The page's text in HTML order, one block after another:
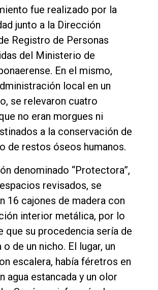
fue realizado por la
junto a la Dirección
Registro de Personas
del Ministerio de
En el mismo,
local en un
se relevaron cuatro
no eran morgues ni
a la conservación de
de restos óseos humanos.
denominado “Protectora”,
revisados, se
16 cajones de madera con
interior metálica, por lo
que su procedencia sería de
o de un nicho. El lugar, un
escalera, había féretros en
agua estancada y un olor